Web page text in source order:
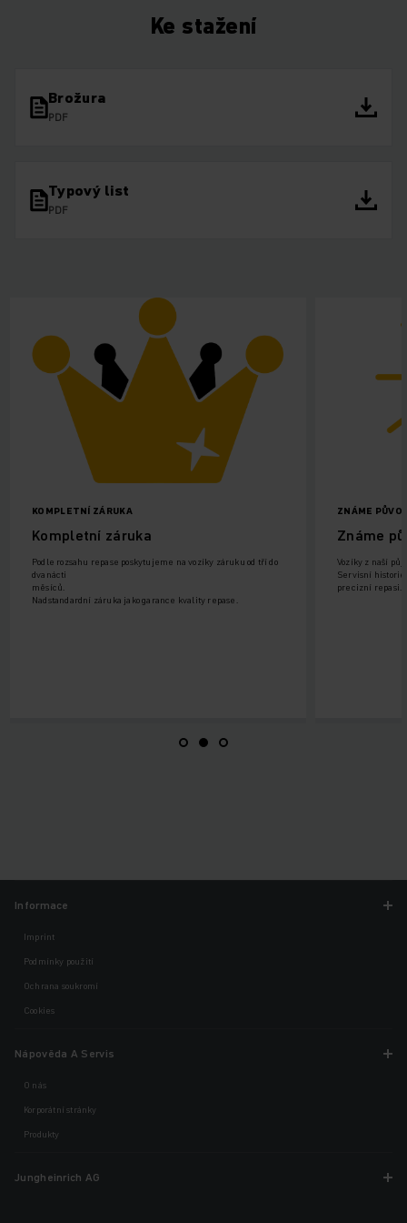
Ke stažení
Brožura
PDF
Typový list
PDF
KOMPLETNÍ ZÁRUKA
Kompletní záruka
Podle rozsahu repase poskytujeme na vozíky záruku od tří do
dvanácti
měsíců.
Nadstandardní záruka jako garance kvality repase.
ZNÁME
Známe
Vozíky z naší
Servisní
precizní repasi.
Informace
Imprint
Podmínky použití
Ochrana soukromí
Cookies
Nápověda A Servis
O nás
Korporátní stránky
Produkty
Jungheinrich AG